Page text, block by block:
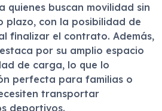
quienes buscan movilidad sin
plazo, con la posibilidad de
finalizar el contrato. Además,
por su amplio espacio
de carga, lo que lo
perfecta para familias o
transportar
deportivos.